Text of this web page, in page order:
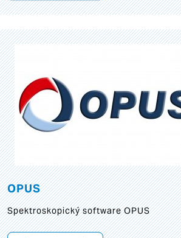
OPUS
Spektroskopický software OPUS